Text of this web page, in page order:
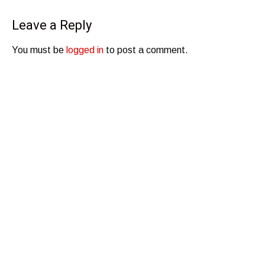
Leave a Reply
You must be logged in to post a comment.